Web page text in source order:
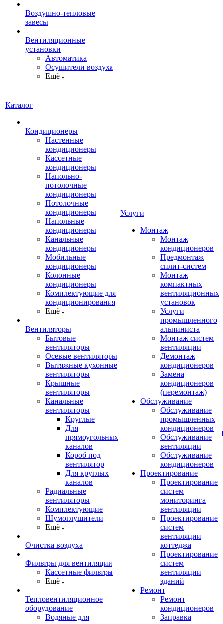
Воздушно-тепловые
завесы
Вентиляционные
установки
Автоматика
Осушители воздуха
Ещё
Каталог
Кондиционеры
Настенные
кондиционеры
Кассетные
кондиционеры
Напольно-
потолочные
кондиционеры
Потолочные
кондиционеры
Напольные
кондиционеры
Канальные
кондиционеры
Мобильные
кондиционеры
Колонные
кондиционеры
Комплектующие для
кондиционирования
Ещё
Вентиляторы
Бытовые
вентиляторы
Осевые вентиляторы
Вытяжные кухонные
вентиляторы
Крышные
вентиляторы
Канальные
вентиляторы
Круглые
Для
прямоугольных
каналов
Короб под
вентилятор
Для круглых
каналов
Радиальные
вентиляторы
Комплектующие
Шумоглушители
Ещё
Очистка воздуха
Фильтры для вентиляции
Кассетные фильтры
Ещё
Тепловентиляционное
оборудование
Водяные для
Услуги
Монтаж
Монтаж
кондиционеров
Предмонтаж
сплит-систем
Монтаж
компактных
вентиляционных
установок
Услуги
промышленного
альпиниста
Монтаж систем
вентиляции
Демонтаж
кондиционеров
Замена
кондиционеров
(перемонтаж)
Обслуживание
Обслуживание
промышленных
кондиционеров
Обслуживание
вентиляции
Обслуживание
кондиционеров
Проектирование
Проектирование
систем
мониторинга
вентиляции
Проектирование
систем
вентиляции
коттеджа
Проектирование
систем
вентиляции
зданий
Ремонт
Ремонт
кондиционеров
Заправка